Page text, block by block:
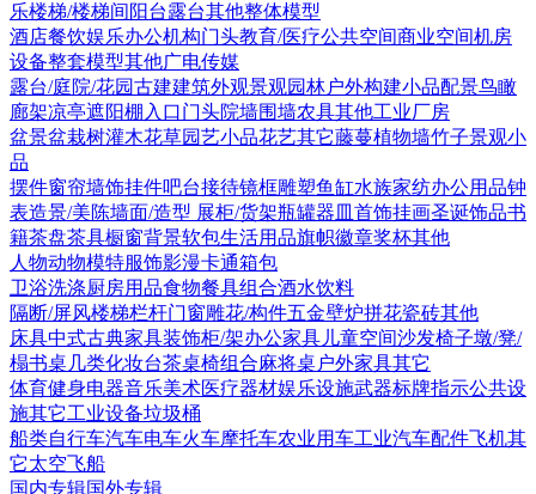
乐楼梯/楼梯间 阳台露台其他整体模型
酒店餐饮娱乐办公机构门头教育/医疗公共空间商业空间机房
设备整套模型其他广电传媒
露台/庭院/花园古建建筑外观景观园林户外构建小品配景鸟瞰
廊架凉亭遮阳棚 入口门头院墙围墙农具其他工业厂房
盆景盆栽树灌木花草园艺小品花艺其它藤蔓植物墙竹子景观小
品
摆件窗帘墙饰挂件吧台接待镜框雕塑鱼缸水族家纺办公用品钟
表造景/美陈墙面/造型 展柜/货架瓶罐器皿 首饰挂画圣诞饰品书
籍茶盘茶具橱窗背景软包生活用品旗帜徽章奖杯其他
人物动物模特服饰影漫卡通箱包
卫浴洗涤厨房用品食物餐具组合酒水饮料
隔断/屏风楼梯栏杆门窗雕花/构件五金壁炉拼花瓷砖其他
床具中式古典家具装饰柜/架办公家具 儿童空间沙发椅子墩/凳/
榻书桌 几类化妆台茶桌椅组合麻将桌 户外家具其它
体育健身电器音乐美术医疗器材娱乐设施武器标牌指示公共设
施其它工业设备垃圾桶
船类自行车汽车电车火车摩托车农业用车工业汽车配件飞机其
它太空飞船
国内专辑国外专辑